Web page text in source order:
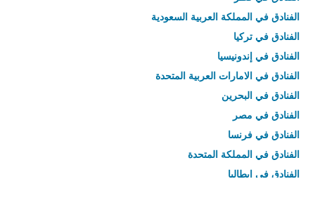
الفنادق في المملكة العربية السعودية
الفنادق في تركيا
الفنادق في إندونيسيا
الفنادق في الامارات العربية المتحدة
الفنادق في البحرين
الفنادق في مصر
الفنادق في فرنسا
الفنادق في المملكة المتحدة
الفنادق في إيطاليا